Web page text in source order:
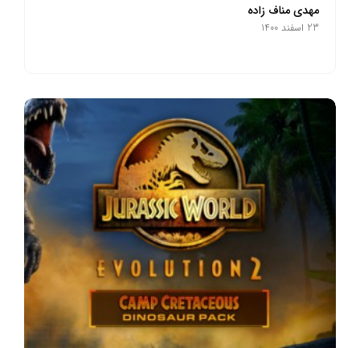
مهدی مناف زاده
23 اسفند 1400